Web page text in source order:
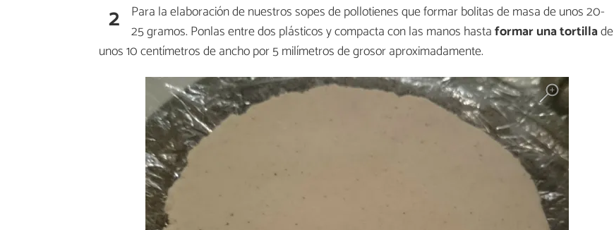
2 Para la elaboración de nuestros sopes de pollotienes que formar bolitas de masa de unos 20-
25 gramos. Ponlas entre dos plásticos y compacta con las manos hastaformar una tortillade
unos 10 centímetros de ancho por 5 milímetros de grosor aproximadamente.